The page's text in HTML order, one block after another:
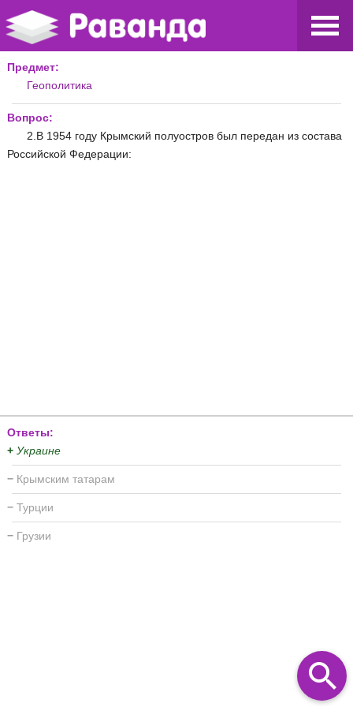
Предмет:
Геополитика
Вопрос:
2.В 1954 году Крымский полуостров был передан из состава
Российской Федерации:
Ответы:
+ Украине
− Крымским татарам
− Турции
− Грузии